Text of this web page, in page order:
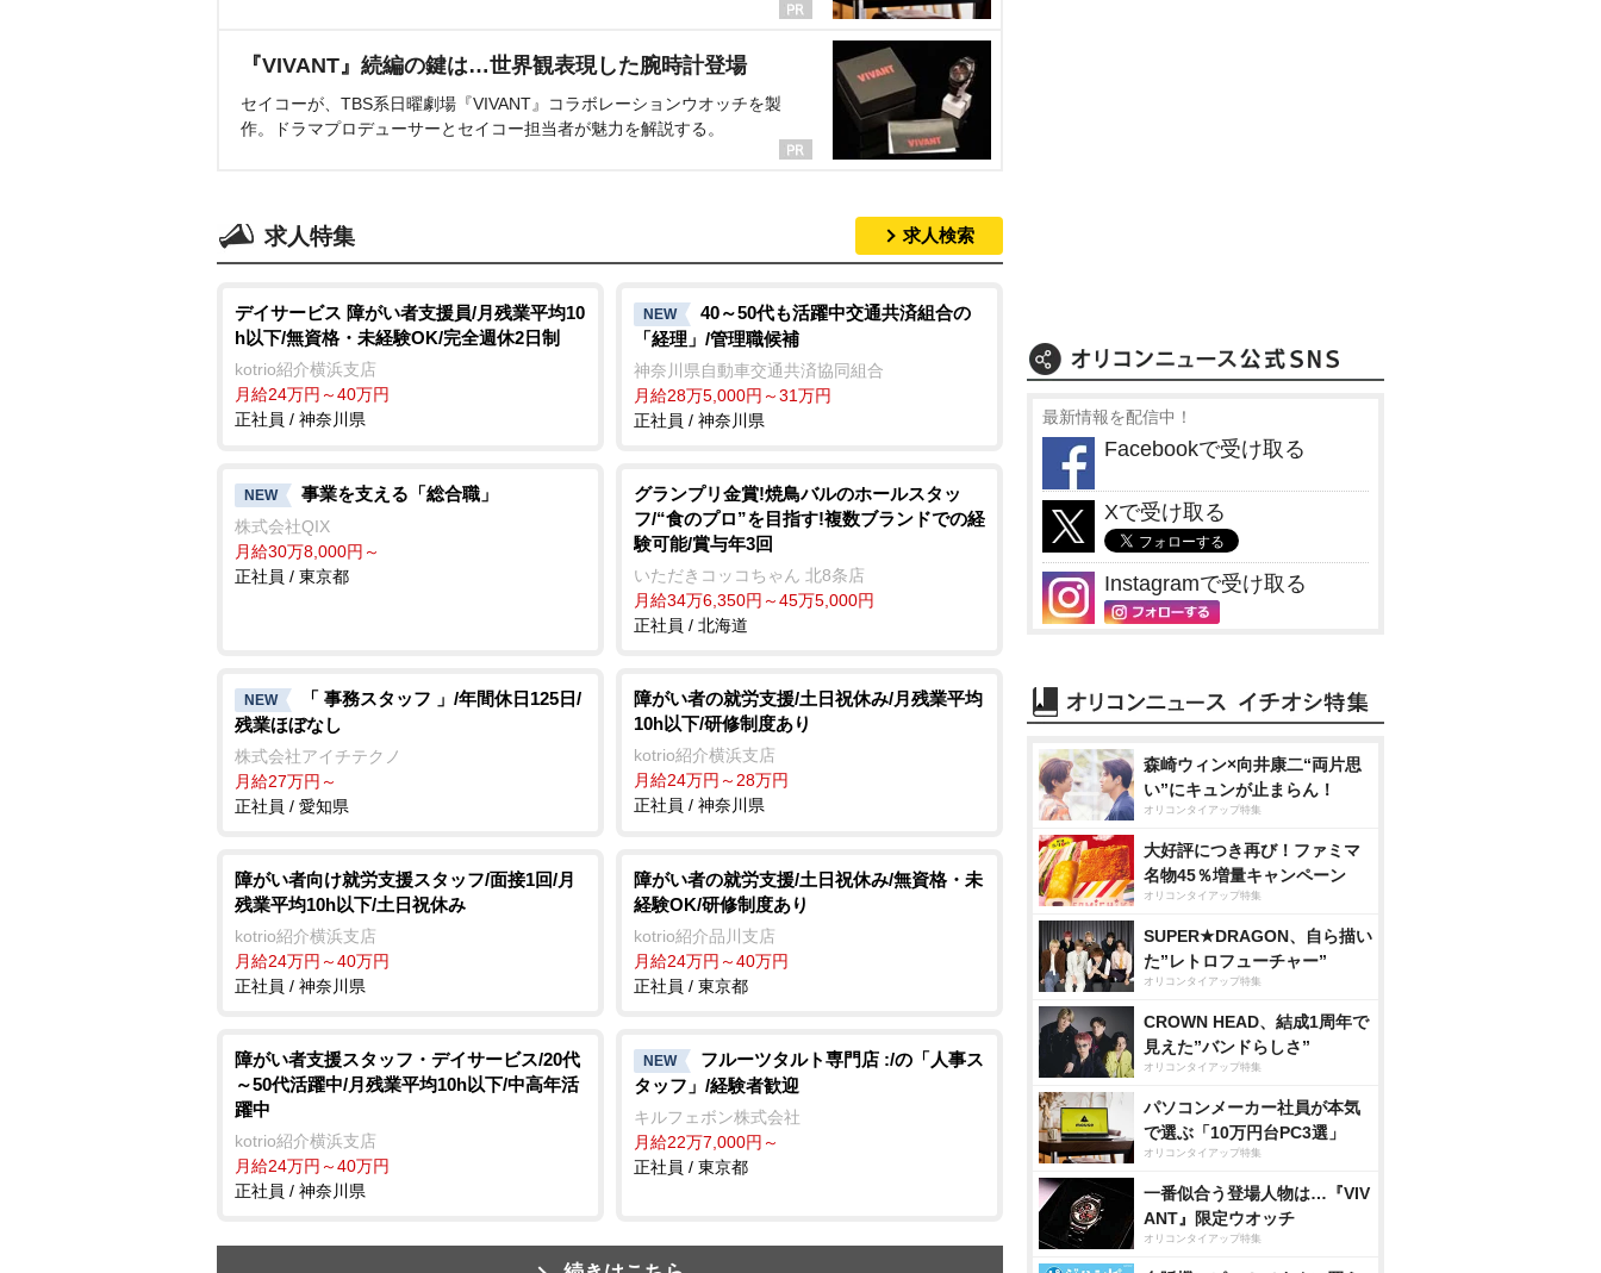
『VIVANT』続編の鍵は…世界観表現した腕時計登場
セイコーが、TBS系日曜劇場『VIVANT』コラボレーションウオッチを製
作。ドラマプロデューサーとセイコー担当者が魅力を解説する。
求人特集 求人検索
デイサービス 障がい者支援員/月残業平均10
h以下/無資格・未経験OK/完全週休2日制
kotrio紹介横浜支店
月給24万円～40万円
正社員 / 神奈川県
NEW
40～50代も活躍中交通共済組合の
「経理」/管理職候補
神奈川県自動車交通共済協同組合
月給28万5,000円～31万円
正社員 / 神奈川県
NEW 事業を支える「総合職」
株式会社QIX
月給30万8,000円～
正社員 / 東京都
グランプリ金賞!焼鳥バルのホールスタッ
フ/“食のプロ”を目指す!複数ブランドでの経
験可能/賞与年3回
いただきコッコちゃん 北8条店
月給34万6,350円～45万5,000円
正社員 / 北海道
NEW
「 事務スタッフ 」/年間休日125日/
残業ほぼなし
株式会社アイチテクノ
月給27万円～
正社員 / 愛知県
障がい者の就労支援/土日祝休み/月残業平均
10h以下/研修制度あり
kotrio紹介横浜支店
月給24万円～28万円
正社員 / 神奈川県
障がい者向け就労支援スタッフ/面接1回/月
残業平均10h以下/土日祝休み
kotrio紹介横浜支店
月給24万円～40万円
正社員 / 神奈川県
障がい者の就労支援/土日祝休み/無資格・未
経験OK/研修制度あり
kotrio紹介品川支店
月給24万円～40万円
正社員 / 東京都
障がい者支援スタッフ・デイサービス/20代
～50代活躍中/月残業平均10h以下/中高年活
躍中
kotrio紹介横浜支店
月給24万円～40万円
正社員 / 神奈川県
NEW
フルーツタルト専門店 :/の「人事ス
タッフ」/経験者歓迎
キルフェボン株式会社
月給22万7,000円～
正社員 / 東京都
最新情報を配信中！
Facebookで受け取る
Xで受け取る
Instagramで受け取る
森崎ウィン×向井康二“両片思
い”にキュンが止まらん！
オリコンタイアップ特集
大好評につき再び！ファミマ
名物45％増量キャンペーン
オリコンタイアップ特集
SUPER★DRAGON、自ら描い
た”レトロフューチャー”
オリコンタイアップ特集
CROWN HEAD、結成1周年で
見えた”バンドらしさ”
オリコンタイアップ特集
パソコンメーカー社員が本気
で選ぶ「10万円台PC3選」
オリコンタイアップ特集
一番似合う登場人物は…『VIV
ANT』限定ウオッチ
オリコンタイアップ特集